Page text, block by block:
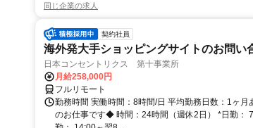
同じ企業の求人
契約社員
海外発大手ショッピングサイトのお問い
日本コンセントリクス 第十事業所
月給258,000円
フルリモート
勤務時間 実働時間：8時間/日 平均勤務日数：1ヶ
のお仕事です◆ 時間：24時間（週休2日） *日勤：